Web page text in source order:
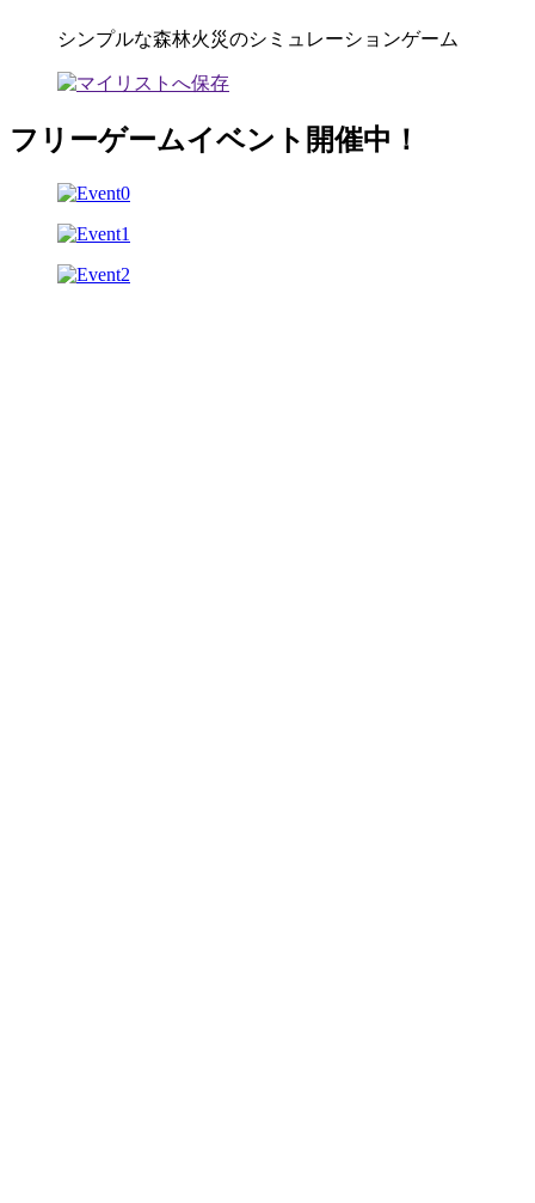
シンプルな森林火災のシミュレーションゲーム
フリーゲームイベント開催中！